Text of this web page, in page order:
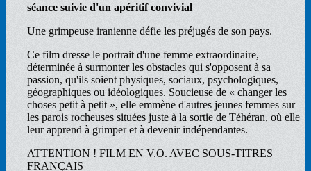
séance suivie d'un apéritif convivial
Une grimpeuse iranienne défie les préjugés de son pays.
Ce film dresse le portrait d'une femme extraordinaire,
déterminée à surmonter les obstacles qui s'opposent à sa
passion, qu'ils soient physiques, sociaux, psychologiques,
géographiques ou idéologiques. Soucieuse de « changer les
choses petit à petit », elle emmène d'autres jeunes femmes sur
les parois rocheuses situées juste à la sortie de Téhéran, où elle
leur apprend à grimper et à devenir indépendantes.
ATTENTION ! FILM EN V.O. AVEC SOUS-TITRES
FRANÇAIS